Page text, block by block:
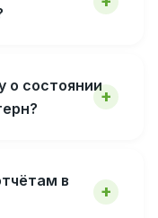
о состоянии
в